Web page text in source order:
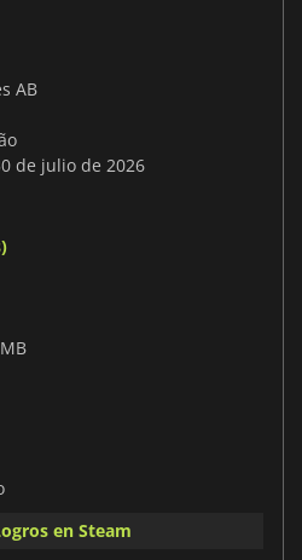
AB
de julio de 2026
en Steam